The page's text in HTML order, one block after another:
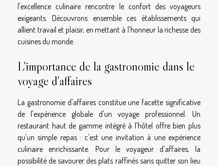
l'excellence culinaire rencontre le confort des voyageurs
exigeants. Découvrons ensemble ces établissements qui
allient travail et plaisir, en mettant à l'honneur la richesse des
cuisines du monde.
L'importance de la gastronomie dans le
voyage d'affaires
La gastronomie d'affaires constitue une facette significative
de l'expérience globale d'un voyage professionnel. Un
restaurant haut de gamme intégré à l'hôtel offre bien plus
qu'un simple repas : c'est une invitation à une expérience
culinaire enrichissante. Pour le voyageur d'affaires, la
possibilité de savourer des plats raffinés sans quitter son lieu